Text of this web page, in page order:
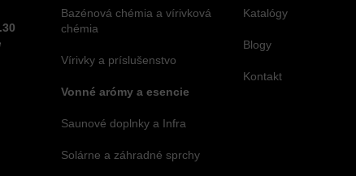
Bazénová chémia a vírivková
chémia
Vírivky a príslušenstvo
Vonné arómy a esencie
Saunové doplnky a Infra
Solárne a záhradné sprchy
Katalógy
Blogy
Kontakt